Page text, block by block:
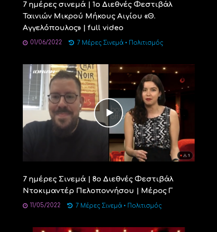
7 ημέρες σινεμά | 1ο Διεθνές Φεστιβάλ
Ταινιών Μικρού Μήκους Αιγίου «Θ.
Αγγελόπουλος» | full video
01/06/2022 7 Μέρες Σινεμά • Πολιτισμός
7 ημέρες Σινεμά | 8ο Διεθνές Φεστιβάλ
Ντοκιμαντέρ Πελοποννήσου | Μέρος Γ
11/05/2022 7 Μέρες Σινεμά • Πολιτισμός